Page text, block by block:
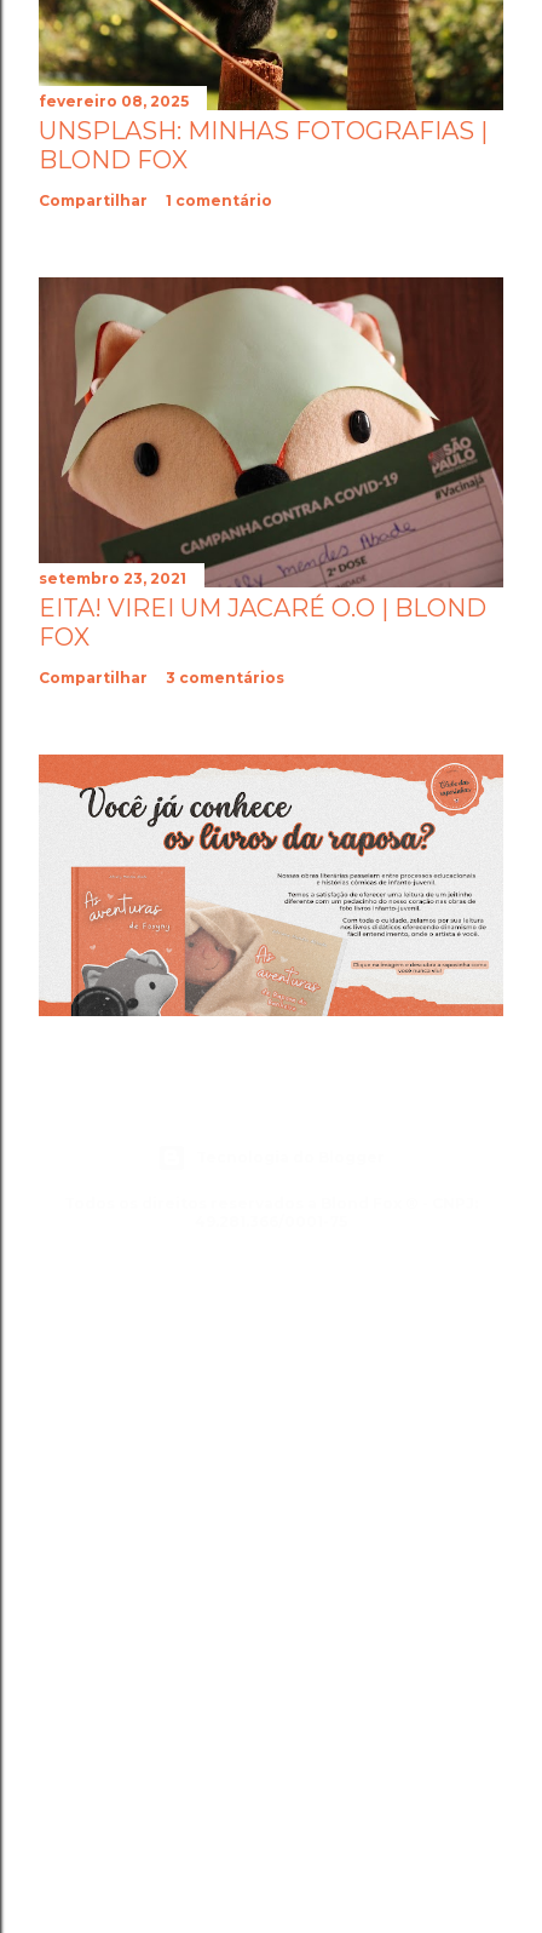
fevereiro 08, 2025
UNSPLASH: MINHAS FOTOGRAFIAS |
BLOND FOX
Compartilhar 1 comentário
setembro 23, 2021
EITA! VIREI UM JACARÉ O.O | BLOND
FOX
Compartilhar 3 comentários